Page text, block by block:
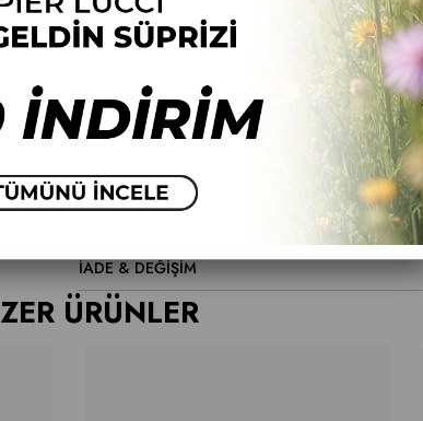
Fiyat Düşünce Haber Ver
VERGULİ
YORUMLAR(0)
İADE & DEĞİŞİM
ÜRÜNLER